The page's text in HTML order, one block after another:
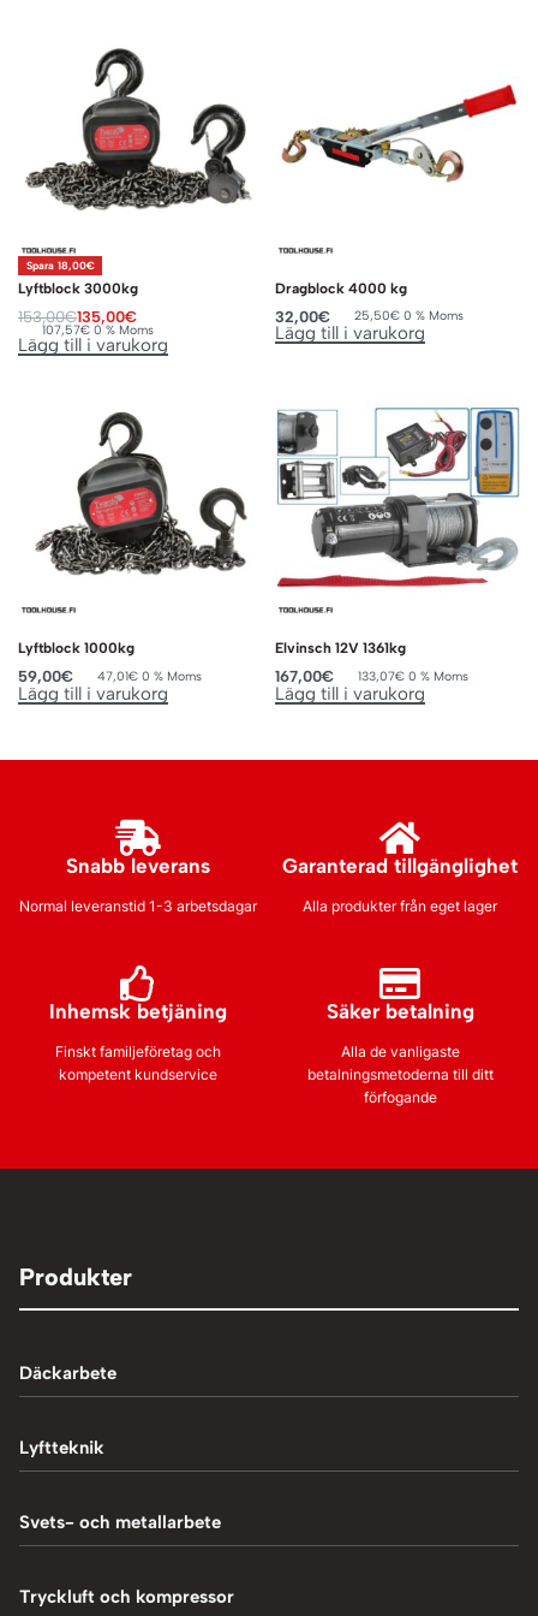
Spara 18,00€
Lyftblock 3000kg
153,00€135,00€
107,57€ 0 % Moms
Lägg till i varukorg
Dragblock 4000 kg
32,00€ 25,50€ 0 % Moms
Lägg till i varukorg
Lyftblock 1000kg
59,00€ 47,01€ 0 % Moms
Lägg till i varukorg
Elvinsch 12V 1361kg
167,00€ 133,07€ 0 % Moms
Lägg till i varukorg
Snabb leverans
Normal leveranstid 1-3 arbetsdagar
Garanterad tillgänglighet
Alla produkter från eget lager
Inhemsk betjäning
Finskt familjeföretag och
kompetent kundservice
Säker betalning
Alla de vanligaste
betalningsmetoderna till ditt
förfogande
Produkter
Däckarbete
Balanseringsmaskiner
Chockluftare
Däckmaskiner
Lyftteknik
1-Pelarlyft
Svets- och metallarbete
Induktionsvärmare
Tryckluft och kompressor